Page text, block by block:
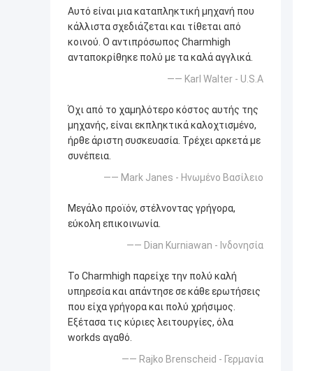
Αυτό είναι μια καταπληκτική μηχανή που
κάλλιστα σχεδιάζεται και τίθεται από
κοινού. Ο αντιπρόσωπος Charmhigh
ανταποκρίθηκε πολύ με τα καλά αγγλικά.
—— Karl Walter - U.S.A
Όχι από το χαμηλότερο κόστος αυτής της
μηχανής, είναι εκπληκτικά καλοχτισμένο,
ήρθε άριστη συσκευασία. Τρέχει αρκετά με
συνέπεια.
—— Mark Janes - Ηνωμένο Βασίλειο
Μεγάλο προϊόν, στέλνοντας γρήγορα,
εύκολη επικοινωνία.
—— Dian Kurniawan - Ινδονησία
Το Charmhigh παρείχε την πολύ καλή
υπηρεσία και απάντησε σε κάθε ερωτήσεις
που είχα γρήγορα και πολύ χρήσιμος.
Εξέτασα τις κύριες λειτουργίες, όλα
workds αγαθό.
—— Rajko Brenscheid - Γερμανία